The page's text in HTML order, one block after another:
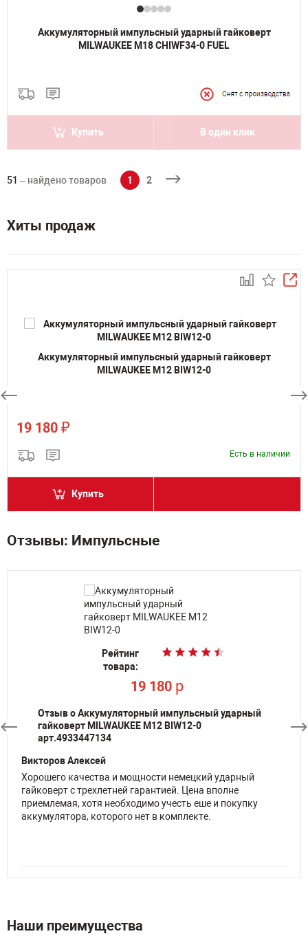
Аккумуляторный импульсный ударный гайковерт
MILWAUKEE M18 CHIWF34-0 FUEL
Купить В один клик
51 – найдено товаров 1 2
Хиты продаж
Аккумуляторный импульсный ударный гайковерт
MILWAUKEE M12 BIW12-0
19 180 ₽
Есть в наличии
Купить
Отзывы: Импульсные
Рейтинг
товара:
19 180 p
Отзыв о Аккумуляторный импульсный ударный
гайковерт MILWAUKEE M12 BIW12-0
арт.4933447134
Викторов Алексей
Хорошего качества и мощности немецкий ударный
гайковерт с трехлетней гарантией. Цена вполне
приемлемая, хотя необходимо учесть еше и покупку
аккумулятора, которого нет в комплекте.
Рейтинг
товара:
19 180 p
Рейтинг
товара:
34 050 p
Рейтинг
товара:
34 050 p
Наши преимущества